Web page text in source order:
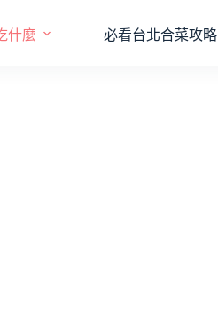
什麼 必看台北合菜攻略